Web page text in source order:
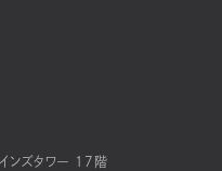
ンズタワー 17階